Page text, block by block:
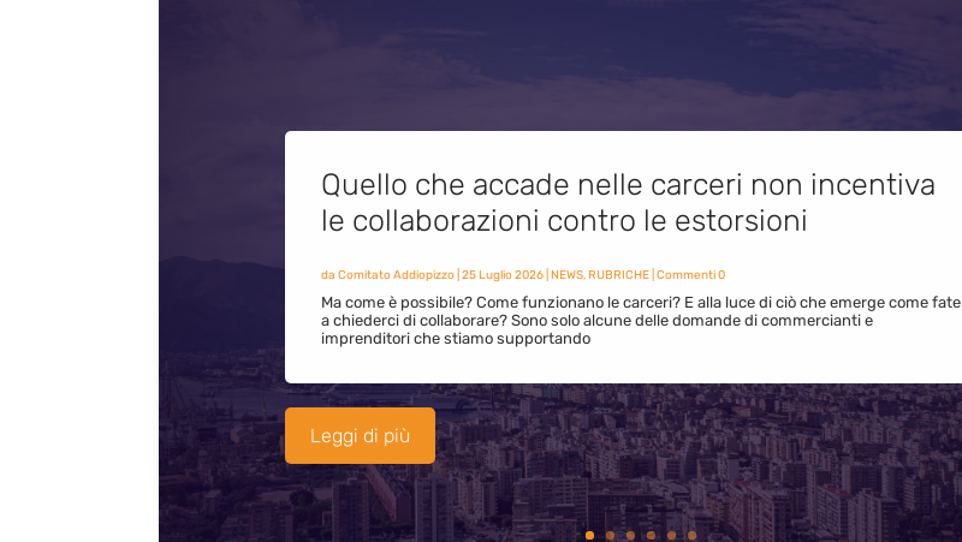
Quello che accade nelle carceri non incentiva
le collaborazioni contro le estorsioni
da Comitato Addiopizzo| 25 Luglio 2026| NEWS,RUBRICHE| Commenti 0
Ma come è possibile? Come funzionano le carceri? E alla luce di ciò che emerge come fate
a chiederci di collaborare? Sono solo alcune delle domande di commercianti e
imprenditori che stiamo supportando
Leggi di più